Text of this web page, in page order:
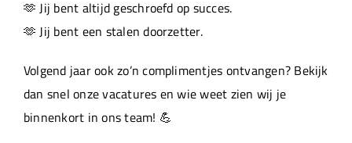
🫶 Jij bent altijd geschroefd op succes.
🫶 Jij bent een stalen doorzetter.
Volgend jaar ook zo’n complimentjes ontvangen? Bekijk
dan snel onze vacatures en wie weet zien wij je
binnenkort in ons team! 💪